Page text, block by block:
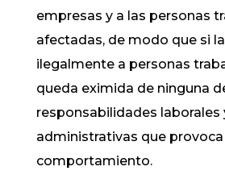
empresas y a las personas
afectadas, de modo que si
ilegalmente a personas
queda eximida de ninguna
responsabilidades laborales
administrativas que
comportamiento.